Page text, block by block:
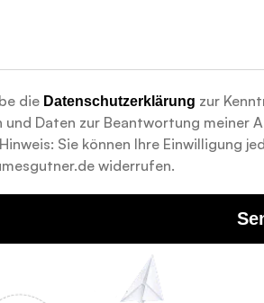
die Datenschutzerklärung zur
und Daten zur Beantwortung meiner
Sie können Ihre Einwilligung
widerrufen.